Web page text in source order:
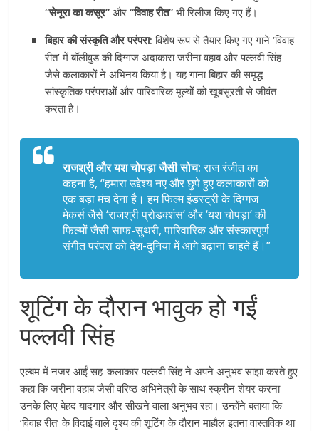
“सेनूरा का कसूर” और“विवाह रीत” भी रिलीज किए गए हैं।
बिहार की संस्कृति और परंपरा: विशेष रूप से तैयार किए गए गाने ‘विवाह
रीत’ में बॉलीवुड की दिग्गज अदाकारा जरीना वहाब और पल्लवी सिंह
जैसे कलाकारों ने अभिनय किया है। यह गाना बिहार की समृद्ध
सांस्कृतिक परंपराओं और पारिवारिक मूल्यों को खूबसूरती से जीवंत
करता है।
राजश्री और यश चोपड़ा जैसी सोच:राज रंजीत का
कहना है, “हमारा उद्देश्य नए और छुपे हुए कलाकारों को
एक बड़ा मंच देना है। हम फिल्म इंडस्ट्री के दिग्गज
मेकर्स जैसे ‘राजश्री प्रोडक्शंस’ और ‘यश चोपड़ा’ की
फिल्मों जैसी साफ-सुथरी, पारिवारिक और संस्कारपूर्ण
संगीत परंपरा को देश-दुनिया में आगे बढ़ाना चाहते हैं।”
शूटिंग के दौरान भावुक हो गईं
पल्लवी सिंह
एल्बम में नजर आईं सह-कलाकार पल्लवी सिंह ने अपने अनुभव साझा करते हुए
कहा कि जरीना वहाब जैसी वरिष्ठ अभिनेत्री के साथ स्क्रीन शेयर करना
उनके लिए बेहद यादगार और सीखने वाला अनुभव रहा। उन्होंने बताया कि
‘विवाह रीत’ के विदाई वाले दृश्य की शूटिंग के दौरान माहौल इतना वास्तविक था